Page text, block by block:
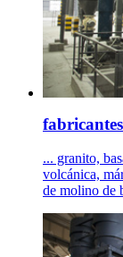
... granito,
volcánica,
de molino de